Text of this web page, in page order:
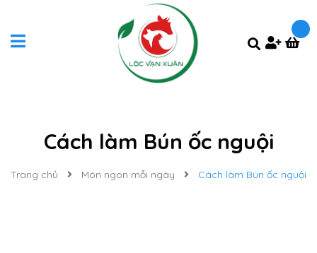
Cách làm Bún ốc nguội
Trang chủ Món ngon mỗi ngày Cách làm Bún ốc nguội